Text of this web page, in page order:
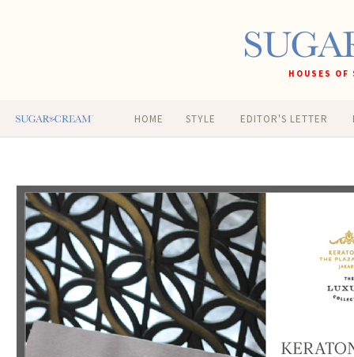
HOUSES
HOME STYLE EDITOR'S LETTER